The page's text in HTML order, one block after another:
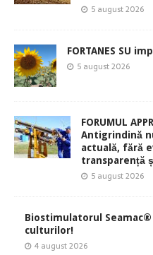
5 august 2026
FORTANES SU
5 august 2026
FORUMUL
Antigrindină
actuală, fără
transparență
5 august 2026
Biostimulatorul
culturilor!
4 august 2026